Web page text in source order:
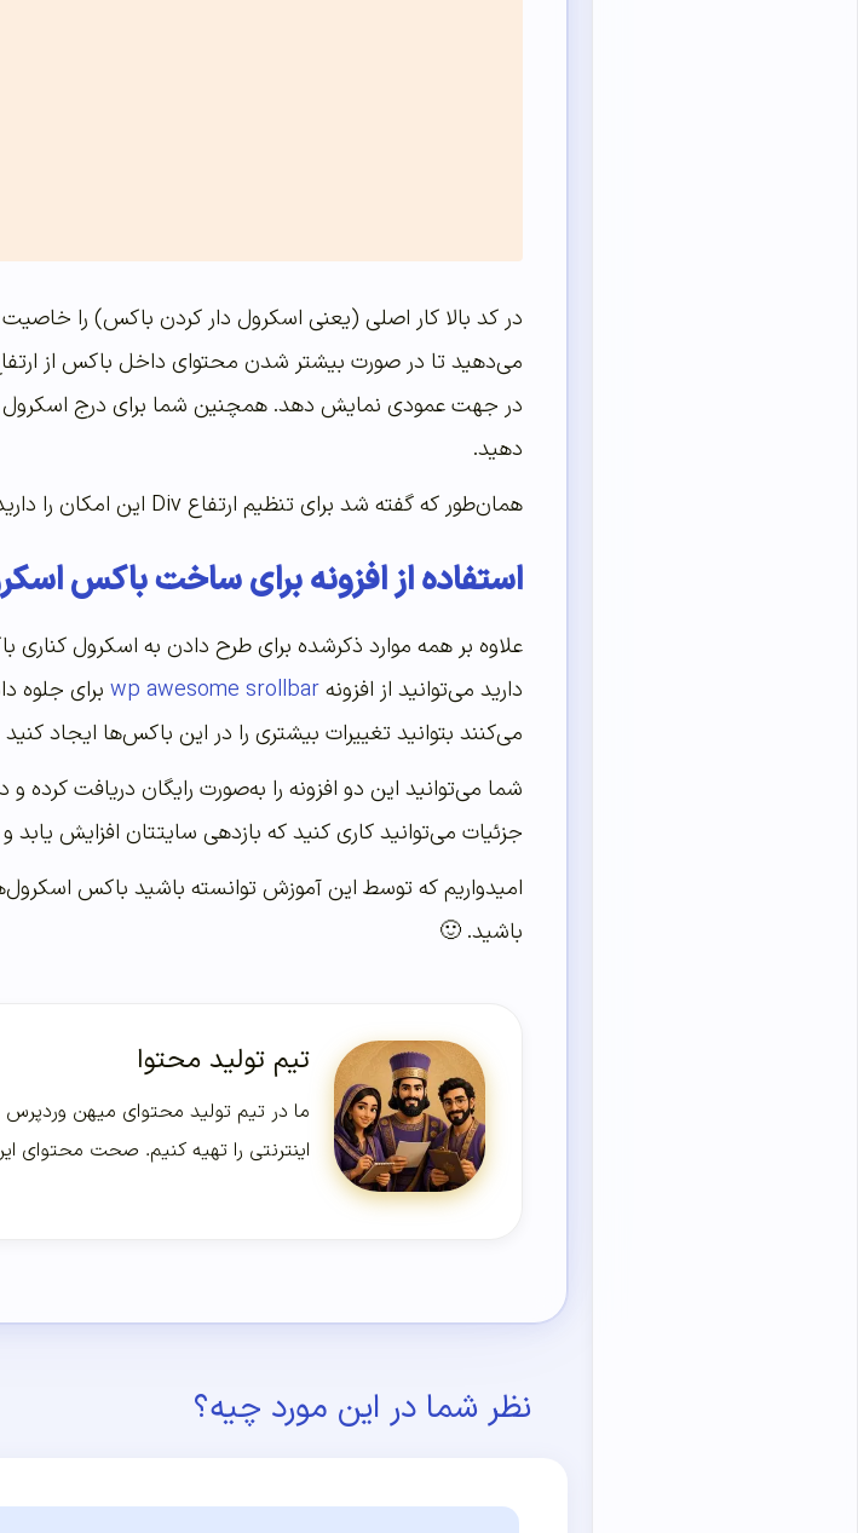
دهید.
همان‌طور که گفته شد برای تنظیم ارتفاع Div این امکان را دارید که مقدار ۲۰۰px خاصیت Height را به میزان دلخواه خود تغییر دهید.
استفاده از افزونه برای ساخت باکس
علاوه بر همه موارد ذکرشده برای طرح دادن به اسکرول کناری
دارید می‌توانید از افزونهwp awesome srollbar برای جلوه
می‌کنند بتوانید تغییرات بیشتری را در این باکس‌ها ایجاد
شما می‌توانید این دو افزونه را به‌صورت رایگان دریافت
جزئیات می‌توانید کاری کنید که بازدهی سایتتان افزایش
امیدواریم که توسط این آموزش توانسته باشید باکس
باشید. 🙂
تیم تولید محتوا
ما در تیم تولید محتوای میهن
اینترنتی را تهیه کنیم. صحت
نظر شما در این مورد چیه؟